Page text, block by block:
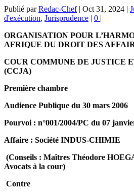
Publié parRedac-Chef| Oct 31, 2024 |
d'exécution, Jurisprudence | 0 |
ORGANISATION POUR
AFRIQUE DU DROIT DES
COUR COMMUNE DE JUSTICE
(CCJA)
Première chambre
Audience Publique du 30 mars 2006
Pourvoi : n°001/2004/PC du 07
Affaire : Société INDUS-CHIMIE
(Conseils : Maîtres Théodore
Avocats à la cour)
Contre